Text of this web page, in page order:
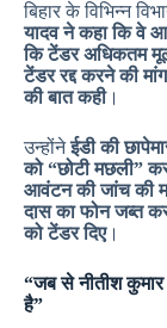
बिहार के विभिन्न
यादव ने कहा कि वे
कि टेंडर अधिकतम
टेंडर रद्द करने की मांग
की बात कही।
उन्होंनेईडी की
को “छोटी मछली”
आवंटन की जांच की
दास का फोन जब्त
को टेंडर दिए।
“जब से नीतीश कुमार
है”